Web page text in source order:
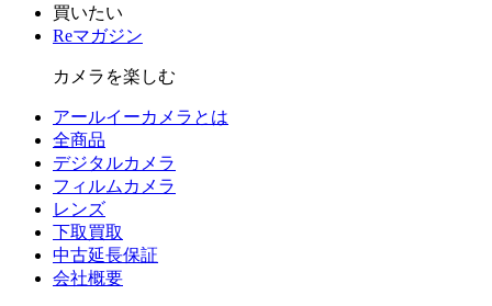
買いたい
Reマガジン
カメラを楽しむ
アールイーカメラとは
全商品
デジタルカメラ
フィルム カメラ
レンズ
下取買取
中古延長保証
会社概要